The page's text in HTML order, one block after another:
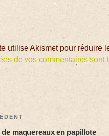
utilise Akismet pour réduire
de vos commentaires sont
de maquereaux en papillote